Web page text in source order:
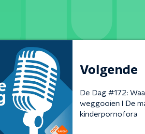
Volgende
De Dag #172:
weggooien l De
kinderpornofora